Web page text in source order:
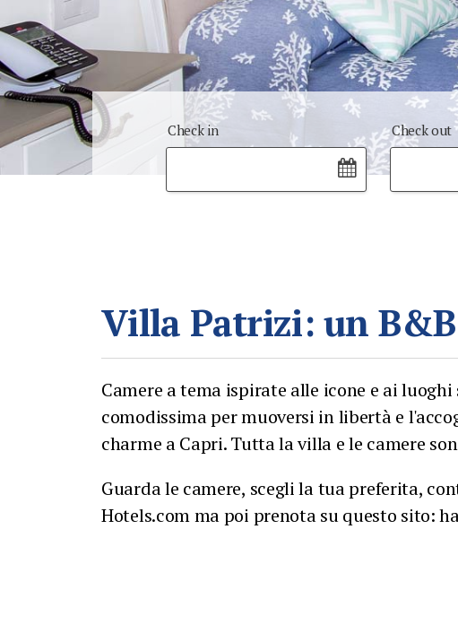
Check in Check out
Villa Patrizi: un
Camere a tema ispirate alle icone e ai
comodissima per muoversi in libertà e
charme a Capri. Tutta la villa e le camere
Guarda le camere, scegli la tua preferita,
Hotels.com ma poi prenota su questo sito: